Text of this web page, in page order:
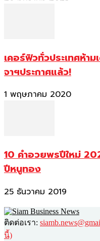
เคอร์ฟิวทั่วประเทศห้า
จาฯประกาศแล้ว!
1 พฤษภาคม 2020
10 คำอวยพรปีใหม่
ปีหนูทอง
25 ธันวาคม 2019
ติดต่อเรา:
นี้)